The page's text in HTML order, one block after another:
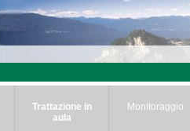
Trattazione in
aula
Monitoraggio